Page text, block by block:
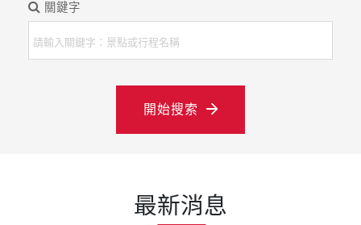
客服專線(02) 2515-1218
關鍵字
開始搜索
最新消息